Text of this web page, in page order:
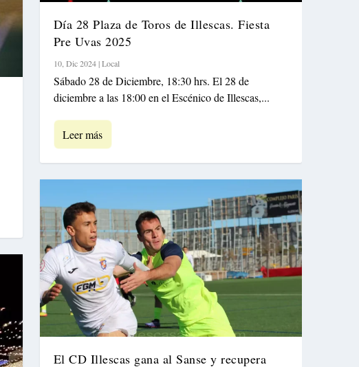
Día 28 Plaza de Toros de Illescas. Fiesta
Pre Uvas 2025
10, Dic 2024|Local
Sábado 28 de Diciembre, 18:30 hrs. El 28 de
diciembre a las 18:00 en el Escénico de Illescas,...
Leer más
El CD Illescas gana al Sanse y recupera